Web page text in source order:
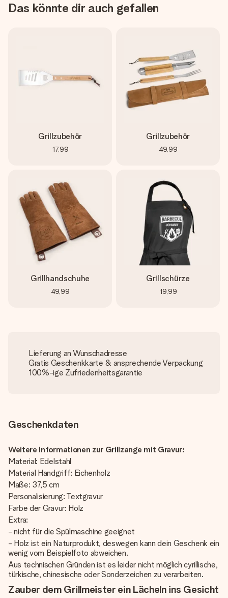
Das könnte dir auch gefallen
Grillzubehör
17,99
Grillzubehör
49,99
Grillhandschuhe
49,99
Grillschürze
19,99
Lieferung an Wunschadresse
Gratis Geschenkkarte & ansprechende Verpackung
100%-ige Zufriedenheitsgarantie
Geschenkdaten
Weitere Informationen zur Grillzange mit Gravur:
Material: Edelstahl
Material Handgriff: Eichenholz
Maße: 37,5 cm
Personalisierung: Textgravur
Farbe der Gravur: Holz
Extra:
- nicht für die Spülmaschine geeignet
- Holz ist ein Naturprodukt, deswegen kann dein Geschenk ein
wenig vom Beispielfoto abweichen.
Aus technischen Gründen ist es leider nicht möglich cyrillische,
türkische, chinesische oder Sonderzeichen zu verarbeiten.
Zauber dem Grillmeister ein Lächeln ins Gesicht